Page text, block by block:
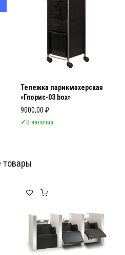
17600,00 ₽.
Тележка парикмахерская
«Глорис-03 box»
9000,00 ₽
✓В наличии
товары